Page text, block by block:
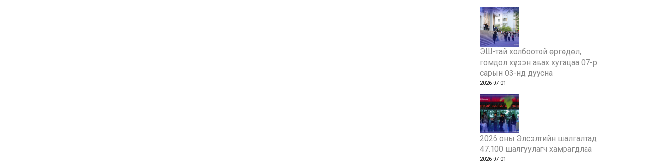
ЭШ-тай холбоотой өргөдөл,
гомдол хүлээн авах хугацаа 07-р
сарын 03-нд дуусна
2026-07-01
2026 оны Элсэлтийн шалгалтад
47.100 шалгуулагч хамрагдлаа
2026-07-01